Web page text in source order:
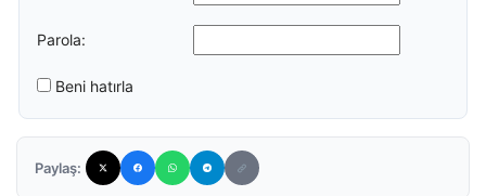
Parola:
Beni hatırla
Paylaş: